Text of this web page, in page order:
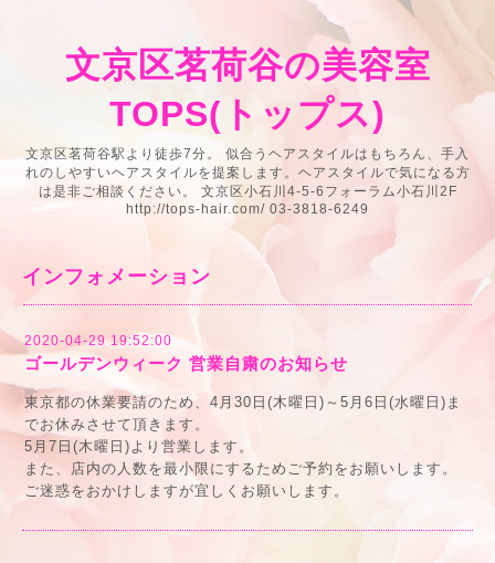
文京区茗荷谷の美容室
TOPS(トップス)
文京区茗荷谷駅より徒歩7分。 似合うヘアスタイルはもちろん、手入
れのしやすいヘアスタイルを提案します。ヘアスタイルで気になる方
は是非ご相談ください。 文京区小石川4-5-6フォーラム小石川2F
http://tops-hair.com/ 03-3818-6249
インフォメーション
2020-04-29 19:52:00
ゴールデンウィーク 営業自粛のお知らせ
東京都の休業要請のため、4月30日(木曜日)～5月6日(水曜日)ま
でお休みさせて頂きます。
5月7日(木曜日)より営業します。
また、店内の人数を最小限にするためご予約をお願いします。
ご迷惑をおかけしますが宜しくお願いします。